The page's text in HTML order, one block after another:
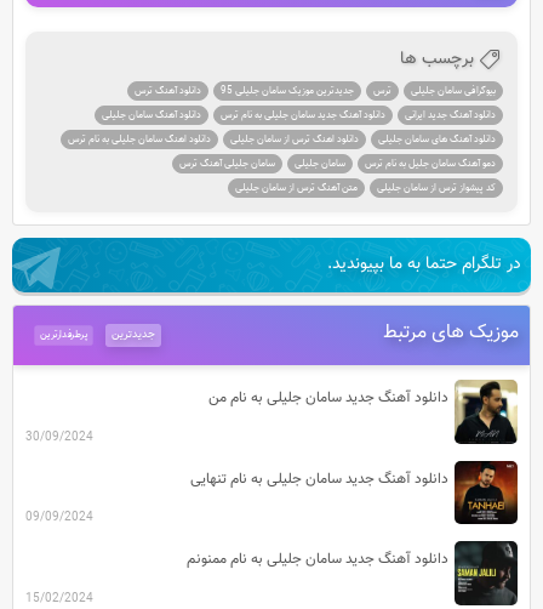
برچسب ها
بیوگرافی سامان جلیلی ترس جدیدترین موزیک سامان جلیلی 95
دانلود آهنگ ترس
دانلود آهنگ جدید ایرانی
دانلود آهنگ جدید سامان جلیلی به نام ترس
دانلود آهنگ سامان جلیلی
دانلود آهنگ های سامان جلیلی
دانلود اهنگ ترس از سامان جلیلی
دانلود اهنگ سامان جلیلی به نام ترس
دمو آهنگ سامان جلیل به نام ترس
سامان جلیلی
سامان جلیلی آهنگ ترس
کد پیشواز ترس از سامان جلیلی
متن آهنگ ترس از سامان جلیلی
در تلگرام حتما به ما بپیوندید.
موزیک های مرتبط پرطرفدارترین جدیدترین
دانلود آهنگ جدید سامان جلیلی به نام من
30/09/2024
دانلود آهنگ جدید سامان جلیلی به نام تنهایی
09/09/2024
دانلود آهنگ جدید سامان جلیلی به نام ممنونم
15/02/2024